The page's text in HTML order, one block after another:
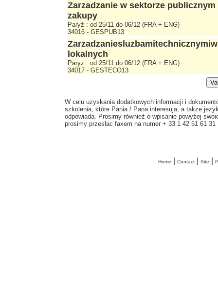
Zarzadzanie w sektorze
zakupy
Paryż : od 25/11 do 06/12 (FRA + ENG)
34016 - GESPUB13
lokalnych
Paryż : od 25/11 do 06/12 (FRA + ENG)
34017 - GESTECO13
W celu uzyskania dodatkowych informacji i
szkolenia, które Pania / Pana interesuja, a takze
odpowiada. Prosimy również o wpisanie powyżej
prosimy przeslac faxem na numer + 33 1 42 51 61 31
Home Contact| Site